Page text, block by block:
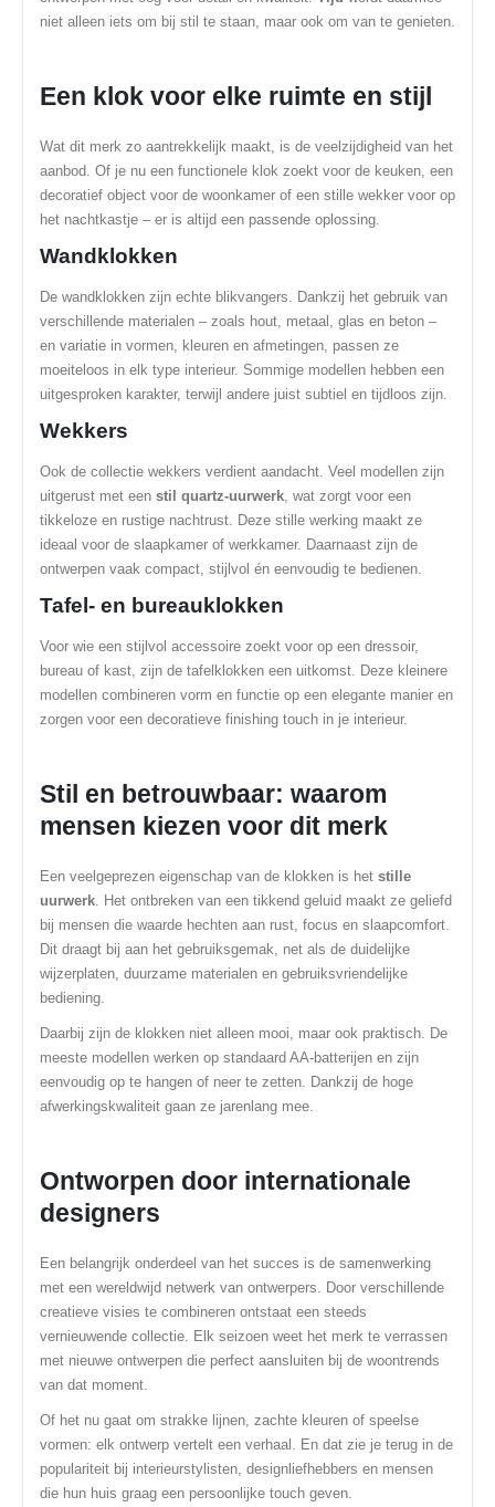
niet alleen iets om bij stil te staan, maar ook om van te genieten.
Een klok voor elke ruimte en stijl
Wat dit merk zo aantrekkelijk maakt, is de veelzijdigheid van het
aanbod. Of je nu een functionele klok zoekt voor de keuken, een
decoratief object voor de woonkamer of een stille wekker voor op
het nachtkastje – er is altijd een passende oplossing.
Wandklokken
De wandklokken zijn echte blikvangers. Dankzij het gebruik van
verschillende materialen – zoals hout, metaal, glas en beton –
en variatie in vormen, kleuren en afmetingen, passen ze
moeiteloos in elk type interieur. Sommige modellen hebben een
uitgesproken karakter, terwijl andere juist subtiel en tijdloos zijn.
Wekkers
Ook de collectie wekkers verdient aandacht. Veel modellen zijn
uitgerust met een stil quartz-uurwerk, wat zorgt voor een
tikkeloze en rustige nachtrust. Deze stille werking maakt ze
ideaal voor de slaapkamer of werkkamer. Daarnaast zijn de
ontwerpen vaak compact, stijlvol én eenvoudig te bedienen.
Tafel- en bureauklokken
Voor wie een stijlvol accessoire zoekt voor op een dressoir,
bureau of kast, zijn de tafelklokken een uitkomst. Deze kleinere
modellen combineren vorm en functie op een elegante manier en
zorgen voor een decoratieve finishing touch in je interieur.
Stil en betrouwbaar: waarom
mensen kiezen voor dit merk
Een veelgeprezen eigenschap van de klokken is het stille
uurwerk . Het ontbreken van een tikkend geluid maakt ze geliefd
bij mensen die waarde hechten aan rust, focus en slaapcomfort.
Dit draagt bij aan het gebruiksgemak, net als de duidelijke
wijzerplaten, duurzame materialen en gebruiksvriendelijke
bediening.
Daarbij zijn de klokken niet alleen mooi, maar ook praktisch. De
meeste modellen werken op standaard AA-batterijen en zijn
eenvoudig op te hangen of neer te zetten. Dankzij de hoge
afwerkingskwaliteit gaan ze jarenlang mee.
Ontworpen door internationale
designers
Een belangrijk onderdeel van het succes is de samenwerking
met een wereldwijd netwerk van ontwerpers. Door verschillende
creatieve visies te combineren ontstaat een steeds
vernieuwende collectie. Elk seizoen weet het merk te verrassen
met nieuwe ontwerpen die perfect aansluiten bij de woontrends
van dat moment.
Of het nu gaat om strakke lijnen, zachte kleuren of speelse
vormen: elk ontwerp vertelt een verhaal. En dat zie je terug in de
populariteit bij interieurstylisten, designliefhebbers en mensen
die hun huis graag een persoonlijke touch geven.